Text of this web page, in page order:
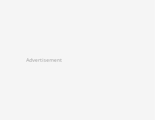
Advertisement